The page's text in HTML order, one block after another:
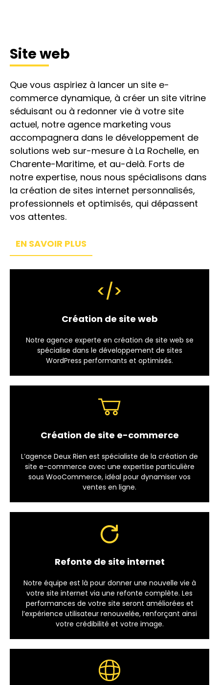
Site web
Que vous aspiriez à lancer un site e-
commerce dynamique, à créer un site vitrine
séduisant ou à redonner vie à votre site
actuel, notre agence marketing vous
accompagnera dans le développement de
solutions web sur-mesure à La Rochelle, en
Charente-Maritime, et au-delà. Forts de
notre expertise, nous nous spécialisons dans
la création de sites internet personnalisés,
professionnels et optimisés, qui dépassent
vos attentes.
EN SAVOIR PLUS
Création de site web
Notre agence experte en création de site web se
spécialise dans le développement de sites
WordPress performants et optimisés.
Création de site e-commerce
L’agence Deux Rien est spécialiste de la création de
site e-commerce avec une expertise particulière
sous WooCommerce, idéal pour dynamiser vos
ventes en ligne.
Refonte de site internet
Notre équipe est là pour donner une nouvelle vie à
votre site internet via une refonte complète. Les
performances de votre site seront améliorées et
l’expérience utilisateur renouvelée, renforçant ainsi
votre crédibilité et votre image.